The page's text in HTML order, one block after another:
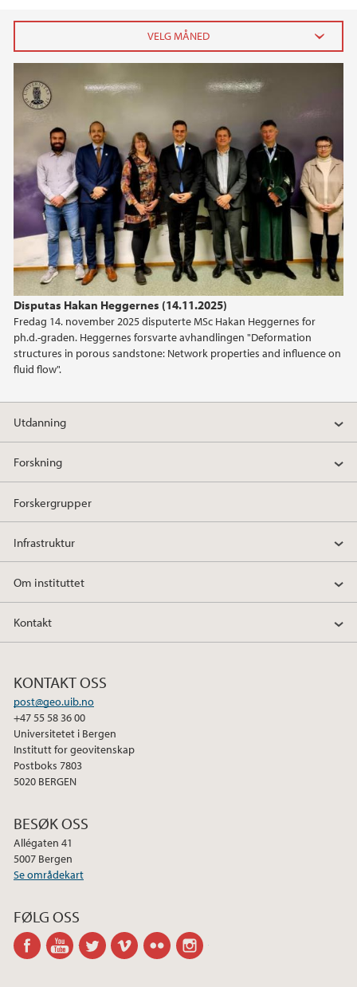
Disputas Hakan Heggernes (14.11.2025)
Fredag 14. november 2025 disputerte MSc Hakan Heggernes for
ph.d.-graden. Heggernes forsvarte avhandlingen "Deformation
structures in porous sandstone: Network properties and influence on
fluid flow".
april (2)
februar (1)
januar (3)
2025
2024
2023
2022
2020
Utdanning
Forskning
Forskergrupper
Infrastruktur
Om instituttet
Kontakt
KONTAKT OSS
post@geo.uib.no
+47 55 58 36 00
Universitetet i Bergen
Institutt for geovitenskap
Postboks 7803
5020 BERGEN
BESØK OSS
Allégaten 41
5007 Bergen
Se områdekart
FØLG OSS
facebookyoutubetwitter vimeo flickr